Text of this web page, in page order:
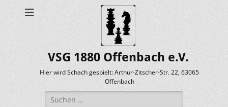
VSG 1880 Offenbach e.V.
Hier wird Schach gespielt: Arthur-Zitscher-Str. 22, 63065
Offenbach
Suche